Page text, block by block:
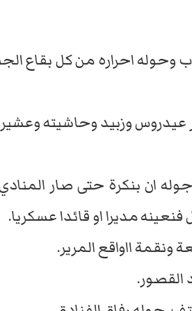
احراره من كل بقاع
وزبيد وحاشيته
ان بنكرة حتى صار
مديرا او قائدا عسكريا.
ونقمة ااواقع المرير.
القصور.